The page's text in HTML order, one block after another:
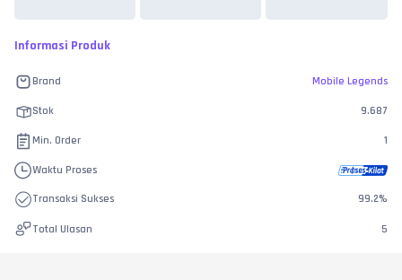
Informasi Produk
Brand Mobile Legends
Stok 9.687
Min. Order 1
Waktu Proses
Transaksi Sukses 99.2%
Total Ulasan 5